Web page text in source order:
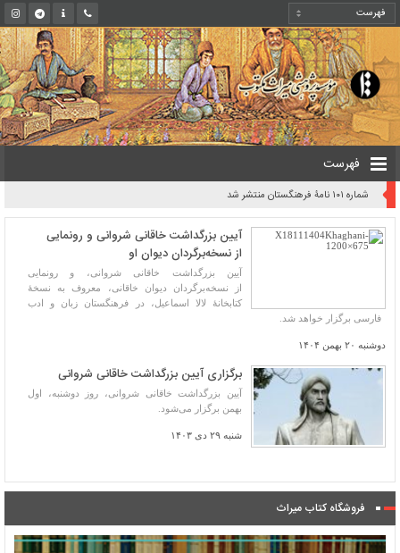
فهرست
شماره ۱۰۱ نامۀ فرهنگستان منتشر شد
آیین بزرگداشت خاقانی شروانی و رونمایی
از نسخه‌برگردان دیوان او
آیین بزرگداشت خاقانی شروانی، و رونمایی
از نسخه‌برگردان دیوان خاقانی، معروف به نسخۀ
کتابخانۀ لالا اسماعیل، در فرهنگستان زبان و ادب
فارسی برگزار خواهد شد.
دوشنبه ۲۰ بهمن ۱۴۰۴
برگزاری آیین بزرگداشت خاقانی شروانی
آیین بزرگداشت خاقانی شروانی، روز دوشنبه، اول
بهمن برگزار می‌شود.
شنبه ۲۹ دی ۱۴۰۳
فروشگاه کتاب میراث